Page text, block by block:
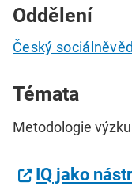
Oddělení
Český
Témata
Metodologie
IQ jako